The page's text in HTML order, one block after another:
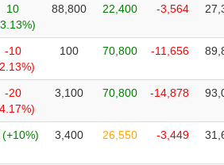
10
88,800 22,400 -3,564
-10
100 70,800 -11,656
-20
3,100 70,800 -14,878
3,400 26,550 -3,449